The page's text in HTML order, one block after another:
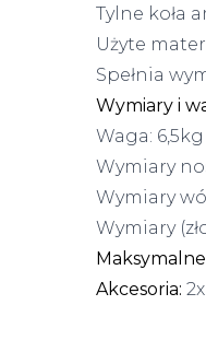
Tylne koła
Użyte
Spełnia
Wymiary i
Waga: 6,5kg
Wymiary
Wymiary
Wymiary
Akcesoria: